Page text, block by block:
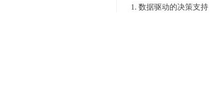
1. 数据驱动的决策支持